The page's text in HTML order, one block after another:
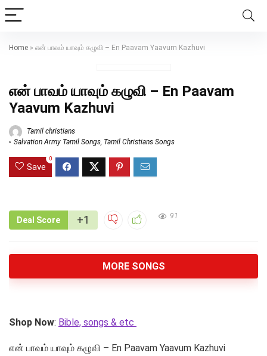
Home » என் பாவம் யாவும் கழுவி – En Paavam Yaavum Kazhuvi
என் பாவம் யாவும் கழுவி – En Paavam
Yaavum Kazhuvi
Tamil christians
Salvation Army Tamil Songs, Tamil Christians Songs
Save
0
Deal Score +1 91
MORE SONGS
Shop Now: Bible, songs & etc
என் பாவம் யாவும் கழுவி – En Paavam Yaavum Kazhuvi